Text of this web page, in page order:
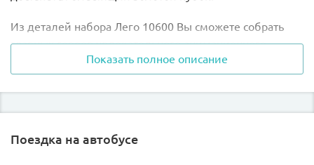
Из деталей набора Лего 10600 Вы сможете собрать
главных героев увлекательного анимационного
фильма «Тачки», а также построите часть гоночной
трассы со стартово-финишной аркой, ремонтным
боксом и заправочной колонкой.
Показать полное описание
Поездка на автобусе